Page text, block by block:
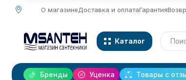
О магазинеДоставка и оплатаГарантия
Каталог
Уценка Товары с
Бренды